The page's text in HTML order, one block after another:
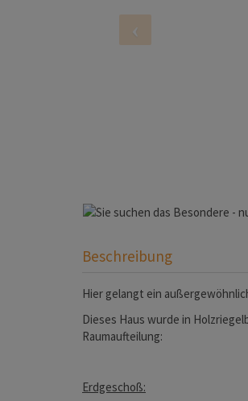
Beschreibung
Hier gelangt ein
Dieses Haus wurde in
Raumaufteilung:
Erdgeschoß: